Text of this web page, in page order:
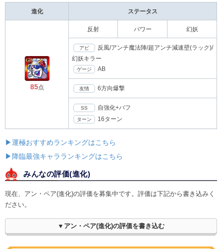
進化 ステータス
85点
反射 パワー 幻妖
アビ
反風/アンチ魔法陣/超アンチ減速壁(ラック)/
幻妖キラー
ゲージ AB
友情 6方向爆撃
SS 自強化+バフ
ターン 16ターン
▶運極おすすめランキングはこちら
▶降臨最強キャラランキングはこちら
みんなの評価(進化)
現在、アン・ペア(進化)の評価を募集中です。評価は下記から書き込みく
ださい。
▼アン・ペア(進化)の評価を書き込む